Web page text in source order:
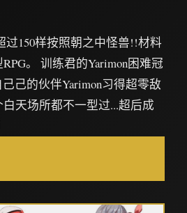
过150样按照朝之中怪兽!!材料
。 训练君的Yarimon困难冠
己的伙伴Yarimon习得超零敌
天场所都不一型过...超后成